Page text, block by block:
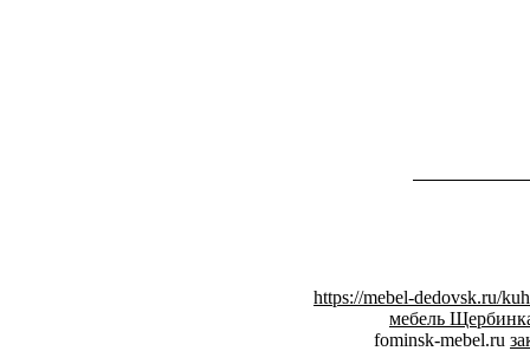
https://mebel-dedovsk.ru/
мебель
fominsk-mebel.ru